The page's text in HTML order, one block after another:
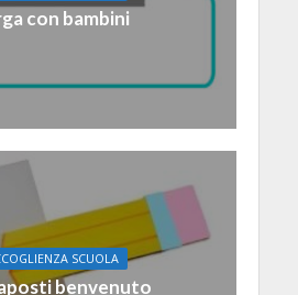
con bambini
SCUOLA
benvenuto